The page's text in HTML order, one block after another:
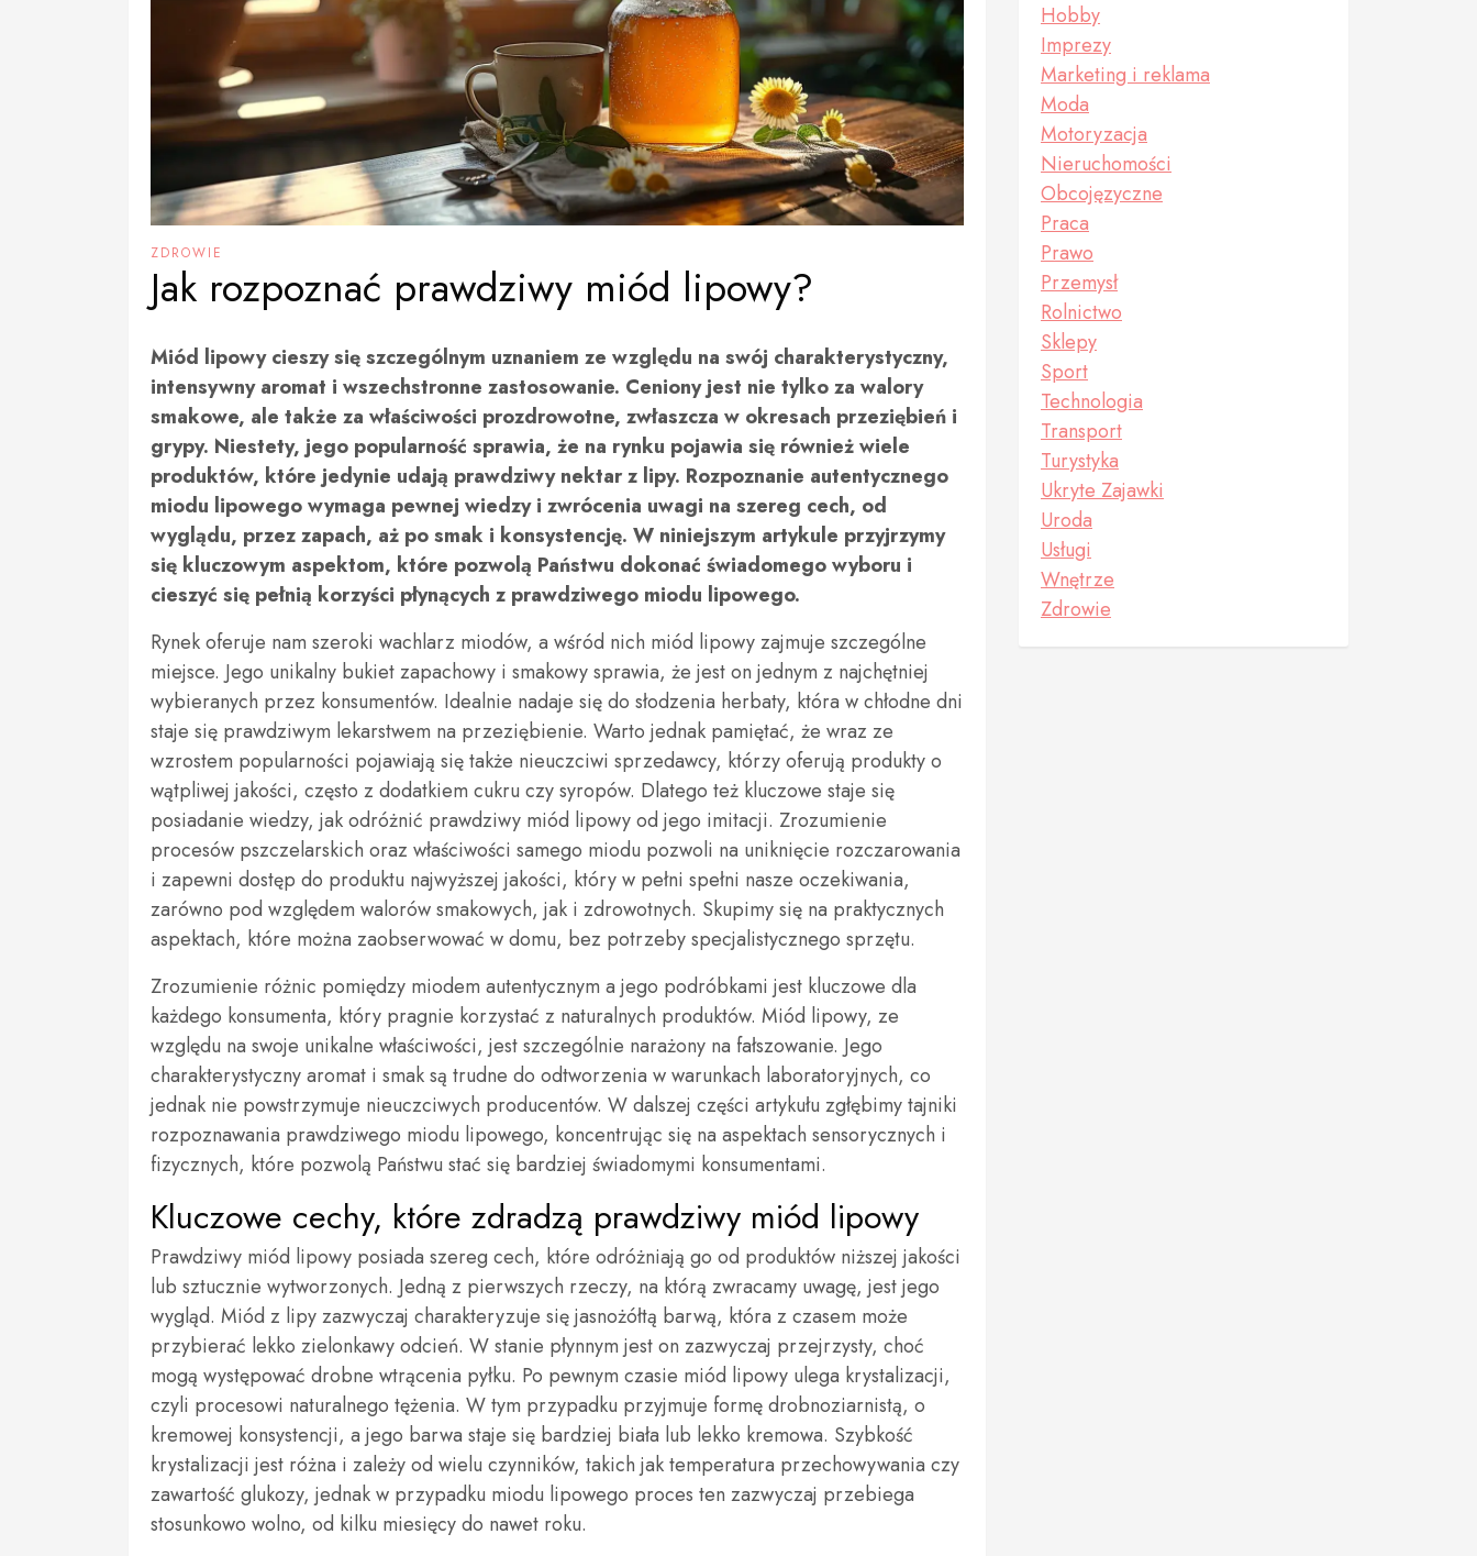
ZDROWIE
Jak rozpoznać prawdziwy miód lipowy?
Miód lipowy cieszy się szczególnym uznaniem ze względu na swój charakterystyczny,
intensywny aromat i wszechstronne zastosowanie. Ceniony jest nie tylko za walory
smakowe, ale także za właściwości prozdrowotne, zwłaszcza w okresach przeziębień i
grypy. Niestety, jego popularność sprawia, że na rynku pojawia się również wiele
produktów, które jedynie udają prawdziwy nektar z lipy. Rozpoznanie autentycznego
miodu lipowego wymaga pewnej wiedzy i zwrócenia uwagi na szereg cech, od
wyglądu, przez zapach, aż po smak i konsystencję. W niniejszym artykule przyjrzymy
się kluczowym aspektom, które pozwolą Państwu dokonać świadomego wyboru i
cieszyć się pełnią korzyści płynących z prawdziwego miodu lipowego.
Rynek oferuje nam szeroki wachlarz miodów, a wśród nich miód lipowy zajmuje szczególne
miejsce. Jego unikalny bukiet zapachowy i smakowy sprawia, że jest on jednym z najchętniej
wybieranych przez konsumentów. Idealnie nadaje się do słodzenia herbaty, która w chłodne dni
staje się prawdziwym lekarstwem na przeziębienie. Warto jednak pamiętać, że wraz ze
wzrostem popularności pojawiają się także nieuczciwi sprzedawcy, którzy oferują produkty o
wątpliwej jakości, często z dodatkiem cukru czy syropów. Dlatego też kluczowe staje się
posiadanie wiedzy, jak odróżnić prawdziwy miód lipowy od jego imitacji. Zrozumienie
procesów pszczelarskich oraz właściwości samego miodu pozwoli na uniknięcie rozczarowania
i zapewni dostęp do produktu najwyższej jakości, który w pełni spełni nasze oczekiwania,
zarówno pod względem walorów smakowych, jak i zdrowotnych. Skupimy się na praktycznych
aspektach, które można zaobserwować w domu, bez potrzeby specjalistycznego sprzętu.
Zrozumienie różnic pomiędzy miodem autentycznym a jego podróbkami jest kluczowe dla
każdego konsumenta, który pragnie korzystać z naturalnych produktów. Miód lipowy, ze
względu na swoje unikalne właściwości, jest szczególnie narażony na fałszowanie. Jego
charakterystyczny aromat i smak są trudne do odtworzenia w warunkach laboratoryjnych, co
jednak nie powstrzymuje nieuczciwych producentów. W dalszej części artykułu zgłębimy tajniki
rozpoznawania prawdziwego miodu lipowego, koncentrując się na aspektach sensorycznych i
fizycznych, które pozwolą Państwu stać się bardziej świadomymi konsumentami.
Kluczowe cechy, które zdradzą prawdziwy miód lipowy
Prawdziwy miód lipowy posiada szereg cech, które odróżniają go od produktów niższej jakości
lub sztucznie wytworzonych. Jedną z pierwszych rzeczy, na którą zwracamy uwagę, jest jego
wygląd. Miód z lipy zazwyczaj charakteryzuje się jasnożółtą barwą, która z czasem może
przybierać lekko zielonkawy odcień. W stanie płynnym jest on zazwyczaj przejrzysty, choć
mogą występować drobne wtrącenia pyłku. Po pewnym czasie miód lipowy ulega krystalizacji,
czyli procesowi naturalnego tężenia. W tym przypadku przyjmuje formę drobnoziarnistą, o
kremowej konsystencji, a jego barwa staje się bardziej biała lub lekko kremowa. Szybkość
krystalizacji jest różna i zależy od wielu czynników, takich jak temperatura przechowywania czy
zawartość glukozy, jednak w przypadku miodu lipowego proces ten zazwyczaj przebiega
stosunkowo wolno, od kilku miesięcy do nawet roku.
Hobby
Imprezy
Marketing i reklama
Moda
Motoryzacja
Nieruchomości
Obcojęzyczne
Praca
Prawo
Przemysł
Rolnictwo
Sklepy
Sport
Technologia
Transport
Turystyka
Ukryte Zajawki
Uroda
Usługi
Wnętrze
Zdrowie